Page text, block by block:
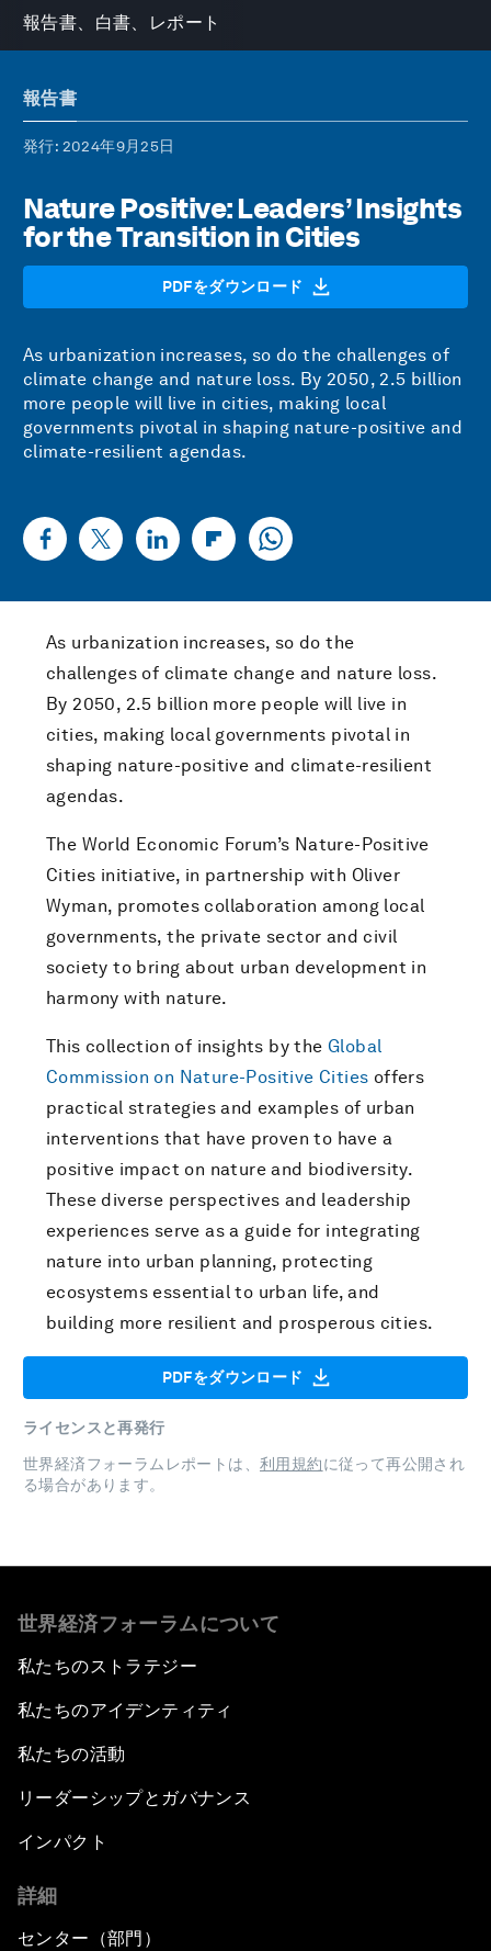
報告書、白書、レポート
報告書
発行: 2024年9月25日
Nature Positive: Leaders’ Insights
for the Transition in Cities
PDFをダウンロード
As urbanization increases, so do the challenges of
climate change and nature loss. By 2050, 2.5 billion
more people will live in cities, making local
governments pivotal in shaping nature-positive and
climate-resilient agendas.
As urbanization increases, so do the
challenges of climate change and nature loss.
By 2050, 2.5 billion more people will live in
cities, making local governments pivotal in
shaping nature-positive and climate-resilient
agendas.
The World Economic Forum’s Nature-Positive
Cities initiative, in partnership with Oliver
Wyman, promotes collaboration among local
governments, the private sector and civil
society to bring about urban development in
harmony with nature.
This collection of insights by the Global
Commission on Nature-Positive Cities offers
practical strategies and examples of urban
interventions that have proven to have a
positive impact on nature and biodiversity.
These diverse perspectives and leadership
experiences serve as a guide for integrating
nature into urban planning, protecting
ecosystems essential to urban life, and
building more resilient and prosperous cities.
PDFをダウンロード
ライセンスと再発行
世界経済フォーラムレポートは、 利用規約に従って再公開され
る場合があります。
世界経済フォーラムについて
私たちのストラテジー
私たちのアイデンティティ
私たちの活動
リーダーシップとガバナンス
インパクト
詳細
センター（部門）